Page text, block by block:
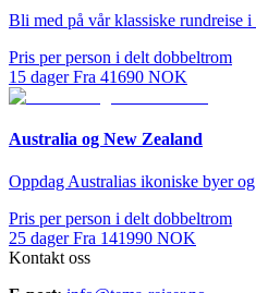
Bli med på vår klassiske rundreise
Pris per person i delt dobbeltrom
15 dager Fra 41690 NOK
Australia og New Zealand
Oppdag Australias ikoniske byer
Pris per person i delt dobbeltrom
25 dager Fra 141990 NOK
Kontakt oss